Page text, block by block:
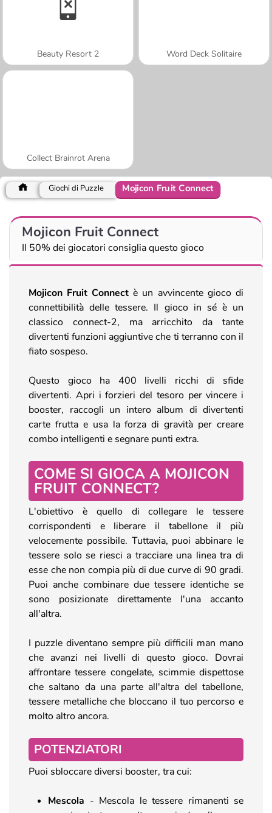
Beauty Resort 2 Word Deck Solitaire
Collect Brainrot Arena
Giochi di Puzzle Mojicon Fruit Connect
Mojicon Fruit Connect
Il 50% dei giocatori consiglia questo gioco
Mojicon Fruit Connect è un avvincente gioco di
connettibilità delle tessere. Il gioco in sé è un
classico connect-2, ma arricchito da tante
divertenti funzioni aggiuntive che ti terranno con il
fiato sospeso.
Questo gioco ha 400 livelli ricchi di sfide
divertenti. Apri i forzieri del tesoro per vincere i
booster, raccogli un intero album di divertenti
carte frutta e usa la forza di gravità per creare
combo intelligenti e segnare punti extra.
COME SI GIOCA A MOJICON
FRUIT CONNECT?
L'obiettivo è quello di collegare le tessere
corrispondenti e liberare il tabellone il più
velocemente possibile. Tuttavia, puoi abbinare le
tessere solo se riesci a tracciare una linea tra di
esse che non compia più di due curve di 90 gradi.
Puoi anche combinare due tessere identiche se
sono posizionate direttamente l'una accanto
all'altra.
I puzzle diventano sempre più difficili man mano
che avanzi nei livelli di questo gioco. Dovrai
affrontare tessere congelate, scimmie dispettose
che saltano da una parte all'altra del tabellone,
tessere metalliche che bloccano il tuo percorso e
molto altro ancora.
POTENZIATORI
Puoi sbloccare diversi booster, tra cui:
Mescola - Mescola le tessere rimanenti se